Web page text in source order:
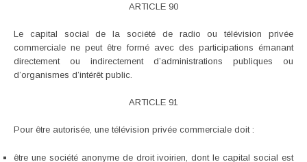
ARTICLE 90
Le capital social de la société de radio ou télévision privée
commerciale ne peut être formé avec des participations émanant
directement ou indirectement d’administrations publiques ou
d’organismes d’intérêt public.
ARTICLE 91
Pour être autorisée, une télévision privée commerciale doit :
être une société anonyme de droit ivoirien, dont le capital social est